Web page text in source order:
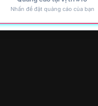
Nhấn để đặt quảng cáo của bạn